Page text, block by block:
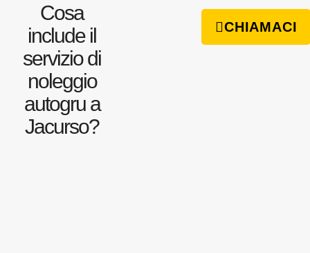
Cosa
include il
servizio di
noleggio
autogru a
Jacurso?
CHIAMACI